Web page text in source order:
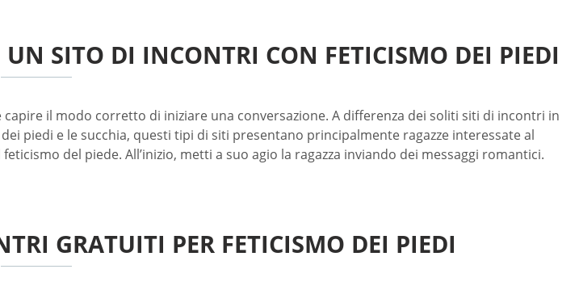
SITO DI INCONTRI CON FETICISMO DEI PIEDI
il modo corretto di iniziare una conversazione. A differenza dei soliti siti di incontri in
piedi e le succhia, questi tipi di siti presentano principalmente ragazze interessate al
del piede. All’inizio, metti a suo agio la ragazza inviando dei messaggi romantici.
GRATUITI PER FETICISMO DEI PIEDI